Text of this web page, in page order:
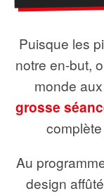
Puisque les
notre en-but,
monde
grosse
Au
design